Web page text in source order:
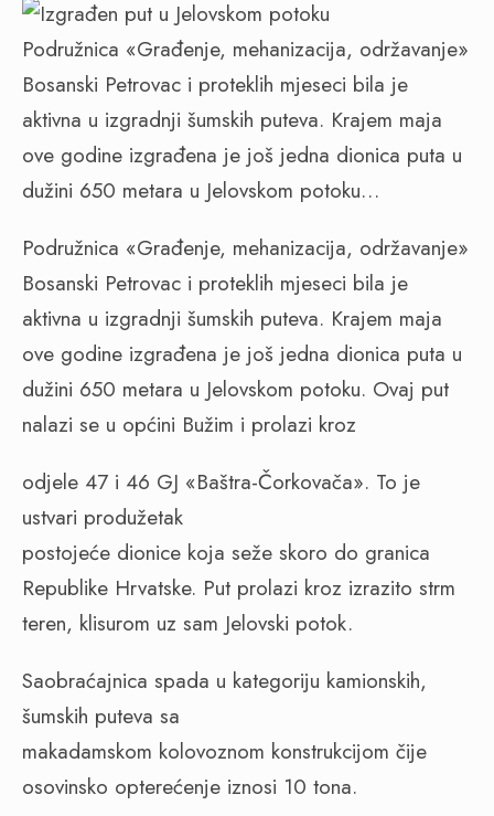
Podružnica «Građenje, mehanizacija, održavanje»
Bosanski Petrovac i proteklih mjeseci bila je
aktivna u izgradnji šumskih puteva. Krajem maja
ove godine izgrađena je još jedna dionica puta u
dužini 650 metara u Jelovskom potoku…
Podružnica «Građenje, mehanizacija, održavanje»
Bosanski Petrovac i proteklih mjeseci bila je
aktivna u izgradnji šumskih puteva. Krajem maja
ove godine izgrađena je još jedna dionica puta u
dužini 650 metara u Jelovskom potoku. Ovaj put
nalazi se u općini Bužim i prolazi kroz
odjele 47 i 46 GJ «Baštra-Čorkovača». To je
ustvari produžetak
postojeće dionice koja seže skoro do granica
Republike Hrvatske. Put prolazi kroz izrazito strm
teren, klisurom uz sam Jelovski potok.
Saobraćajnica spada u kategoriju kamionskih,
šumskih puteva sa
makadamskom kolovoznom konstrukcijom čije
osovinsko opterećenje iznosi 10 tona.